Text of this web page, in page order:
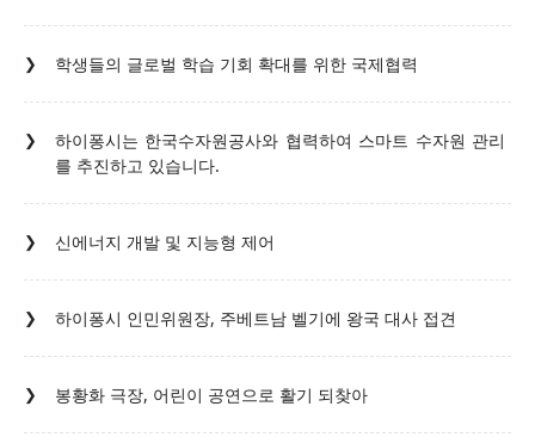
학생들의 글로벌 학습 기회 확대를 위한 국제협력
하이퐁시는 한국수자원공사와 협력하여 스마트 수자원 관리
를 추진하고 있습니다.
신에너지 개발 및 지능형 제어
하이퐁시 인민위원장, 주베트남 벨기에 왕국 대사 접견
봉황화 극장, 어린이 공연으로 활기 되찾아